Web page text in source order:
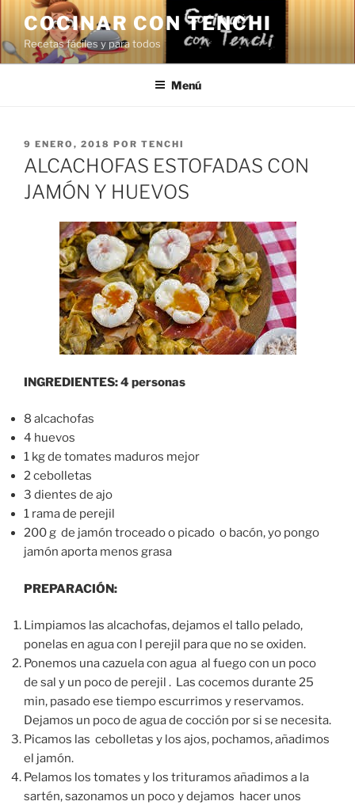
Saltar
contenido
COCINAR CON TENCHI
Recetas fáciles y para todos
Menú
PUBLICADO
EL
9 ENERO, 2018 POR TENCHI
ALCACHOFAS ESTOFADAS CON
JAMÓN Y HUEVOS
INGREDIENTES: 4 personas
8 alcachofas
4 huevos
1 kg de tomates maduros mejor
2 cebolletas
3 dientes de ajo
1 rama de perejil
200 g de jamón troceado o picado o bacón, yo pongo
jamón aporta menos grasa
PREPARACIÓN:
Limpiamos las alcachofas, dejamos el tallo pelado,
ponelas en agua con l perejil para que no se oxiden.
Ponemos una cazuela con agua al fuego con un poco
de sal y un poco de perejil . Las cocemos durante 25
min, pasado ese tiempo escurrimos y reservamos.
Dejamos un poco de agua de cocción por si se necesita.
Picamos las cebolletas y los ajos, pochamos, añadimos
el jamón.
Pelamos los tomates y los trituramos añadimos a la
sartén, sazonamos un poco y dejamos hacer unos